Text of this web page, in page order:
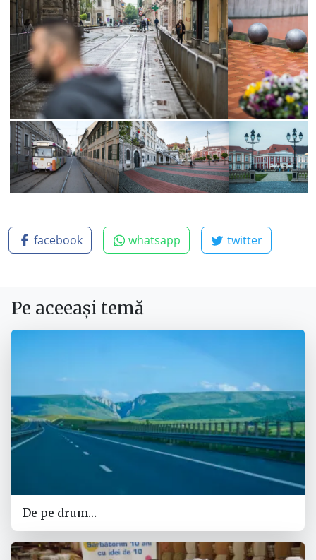
facebook whatsapp twitter
Pe aceeași temă
De pe drum…